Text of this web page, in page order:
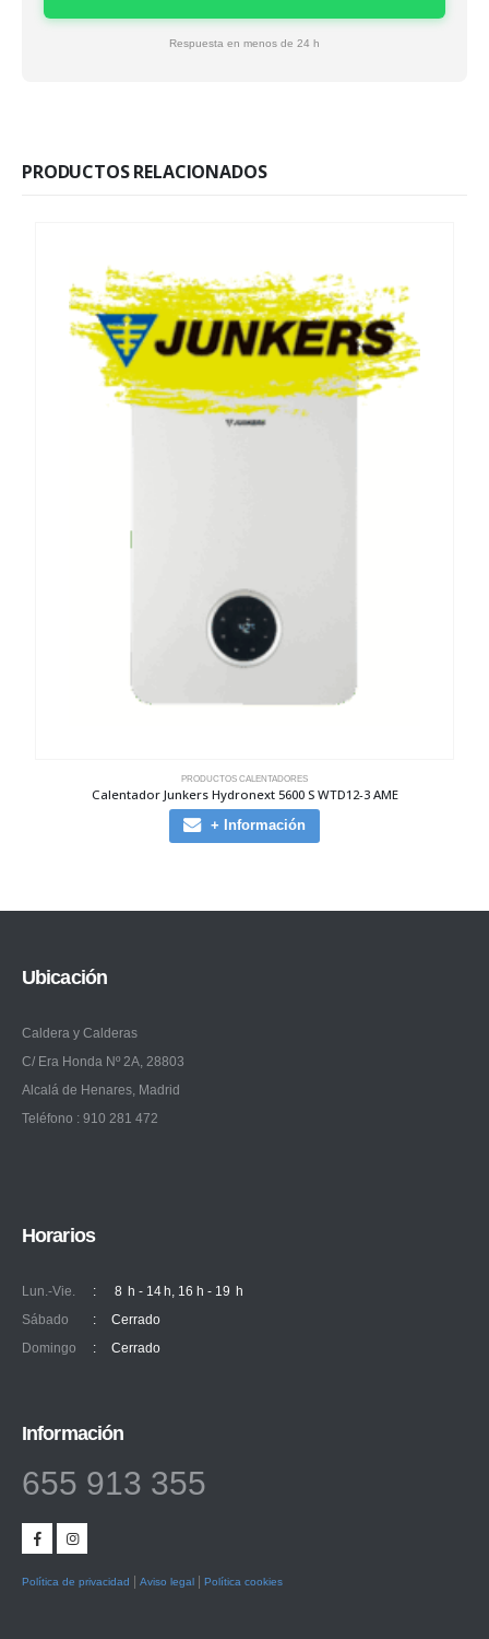
Respuesta en menos de 24 h
PRODUCTOS RELACIONADOS
PRODUCTOS CALENTADORES
Calentador Junkers Hydronext 5600 S WTD12-3 AME
+ Información
Ubicación
Caldera y Calderas
C/ Era Honda Nº 2A, 28803
Alcalá de Henares, Madrid
Teléfono : 910 281 472
Horarios
Lun.-Vie. :
8 h - 14 h, 16 h - 19 h
Sábado
:
Cerrado
Domingo
: Cerrado
Información
655 913 355
Política de privacidad | Aviso legal | Política cookies